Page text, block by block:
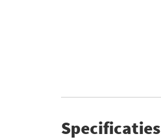
Specificaties